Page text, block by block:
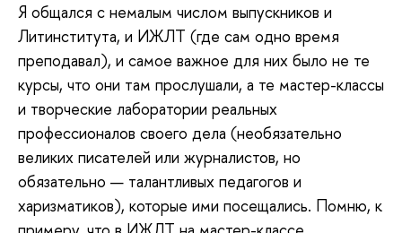
Я общался с немалым числом выпускников и
Литинститута, и ИЖЛТ (где сам одно время
преподавал), и самое важное для них было не те
курсы, что они там прослушали, а те мастер-классы
и творческие лаборатории реальных
профессионалов своего дела (необязательно
великих писателей или журналистов, но
обязательно — талантливых педагогов и
харизматиков), которые ими посещались. Помню, к